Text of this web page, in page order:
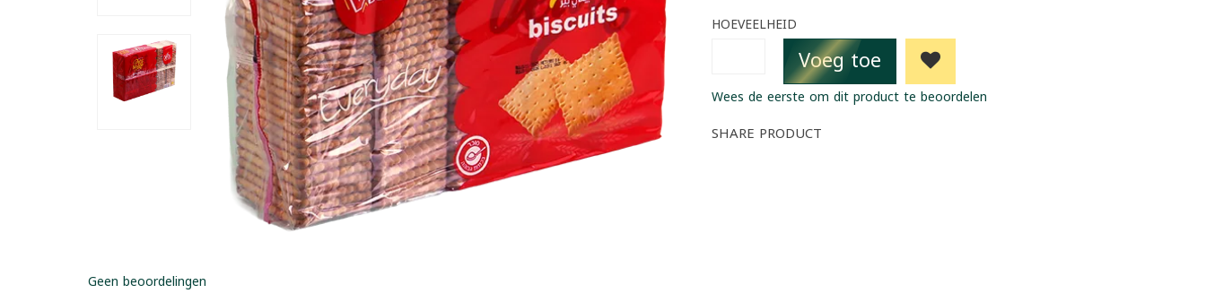
HOEVEELHEID
Voeg toe
Wees de eerste om dit product te beoordelen
SHARE PRODUCT
Geen beoordelingen